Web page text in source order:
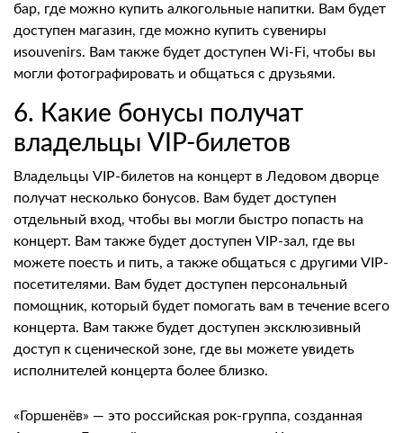
бар, где можно купить алкогольные напитки. Вам будет
доступен магазин, где можно купить сувениры
иsouvenirs. Вам также будет доступен Wi-Fi, чтобы вы
могли фотографировать и общаться с друзьями.
6. Какие бонусы получат
владельцы VIP-билетов
Владельцы VIP-билетов на концерт в Ледовом дворце
получат несколько бонусов. Вам будет доступен
отдельный вход, чтобы вы могли быстро попасть на
концерт. Вам также будет доступен VIP-зал, где вы
можете поесть и пить, а также общаться с другими VIP-
посетителями. Вам будет доступен персональный
помощник, который будет помогать вам в течение всего
концерта. Вам также будет доступен эксклюзивный
доступ к сценической зоне, где вы можете увидеть
исполнителей концерта более близко.
«Горшенёв» — это российская рок-группа, созданная